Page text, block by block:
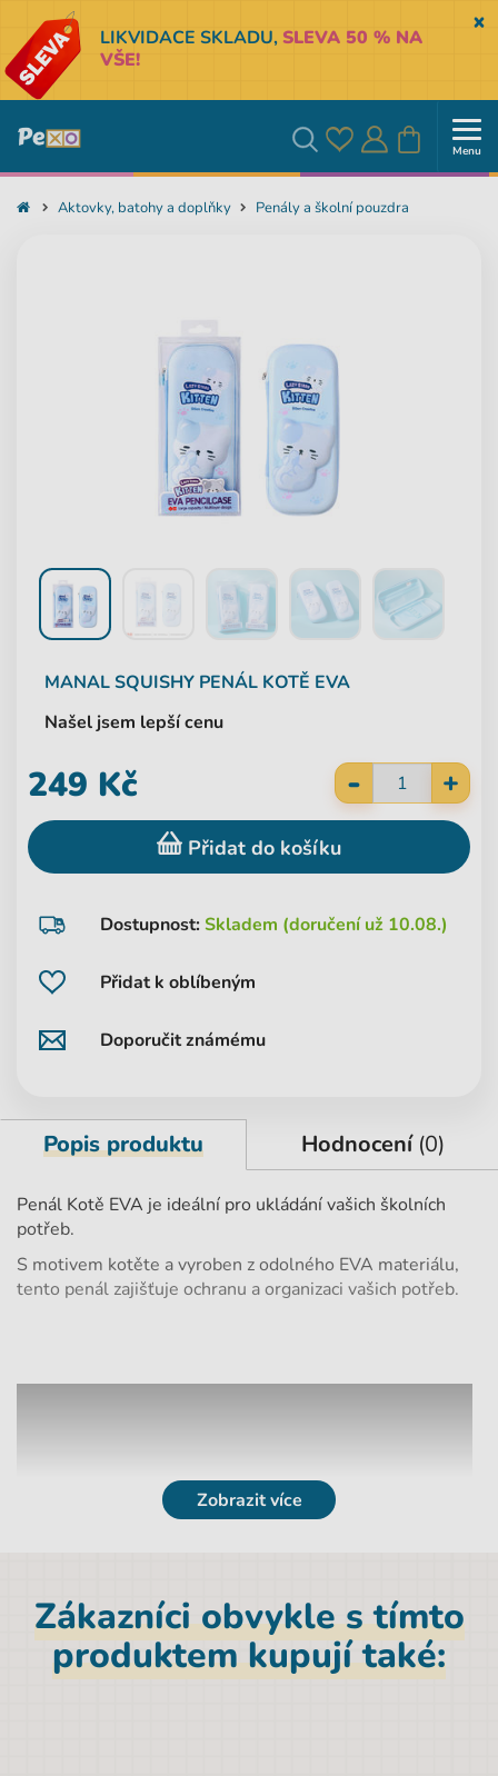
LIKVIDACE SKLADU,SLEVA 50 % NA
VŠE!
Vyhledávání
OblíbenéPřihlásit
Košík Menu
Aktovky, batohy a doplňky Penály a školní pouzdra
MANALSQUISHY PENÁL KOTĚ EVA
Našel jsem lepší cenu
Přidat k oblíbeným
Doporučit známému
Dostupnost:Skladem (doručení už 10.08.)
- +
249 Kč
Přidat do košíku
Popis produktu Hodnocení (0)
Penál Kotě EVA je ideální pro ukládání vašich školních
potřeb.
S motivem kotěte a vyroben z odolného EVA materiálu,
tento penál zajišťuje ochranu a organizaci vašich potřeb.
Zobrazit více
Zákazníci obvykle s tímto
produktem kupují také: